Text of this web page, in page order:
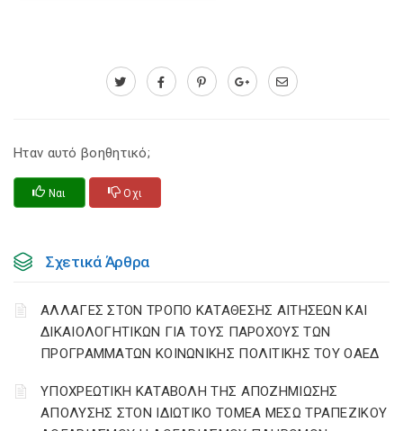
Ηταν αυτό βοηθητικό;
Ναι Οχι
Σχετικά Άρθρα
ΑΛΛΑΓΕΣ ΣΤΟΝ ΤΡΟΠΟ ΚΑΤΑΘΕΣΗΣ ΑΙΤΗΣΕΩΝ ΚΑΙ
ΔΙΚΑΙΟΛΟΓΗΤΙΚΩΝ ΓΙΑ ΤΟΥΣ ΠΑΡΟΧΟΥΣ ΤΩΝ
ΠΡΟΓΡΑΜΜΑΤΩΝ ΚΟΙΝΩΝΙΚΗΣ ΠΟΛΙΤΙΚΗΣ ΤΟΥ ΟΑΕΔ
YΠΟΧΡΕΩΤΙΚΗ ΚΑΤΑΒΟΛΗ ΤΗΣ ΑΠΟΖΗΜΙΩΣΗΣ
ΑΠΟΛΥΣΗΣ ΣΤΟΝ ΙΔΙΩΤΙΚΟ ΤΟΜΕΑ ΜΕΣΩ ΤΡΑΠΕΖΙΚΟΥ